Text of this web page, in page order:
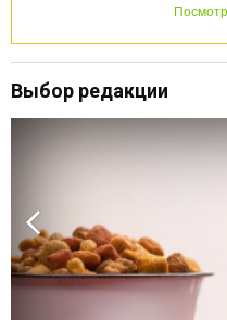
Выбор редакции